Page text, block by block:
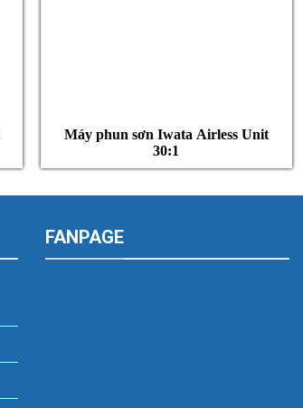
Máy phun sơn Iwata Airless Unit
30:1
FANPAGE